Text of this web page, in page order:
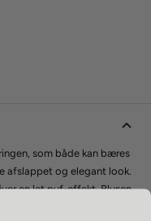
som både kan bæres
afslappet og elegant look.
en let puf-effekt. Blusen